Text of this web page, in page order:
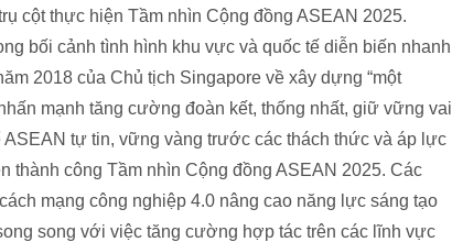
cột thực hiện Tầm nhìn Cộng đồng ASEAN 2025.
bối cảnh tình hình khu vực và quốc tế diễn biến nhanh
2018 của Chủ tịch Singapore về xây dựng “một
mạnh tăng cường đoàn kết, thống nhất, giữ vững vai
tự tin, vững vàng trước các thách thức và áp lực
thành công Tầm nhìn Cộng đồng ASEAN 2025. Các
mạng công nghiệp 4.0 nâng cao năng lực sáng tạo
song với việc tăng cường hợp tác trên các lĩnh vực